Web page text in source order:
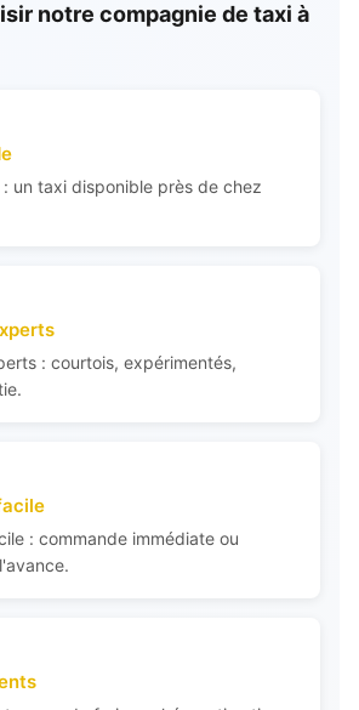
notre compagnie de taxi à
un taxi disponible près de chez
: courtois, expérimentés,
: commande immédiate ou